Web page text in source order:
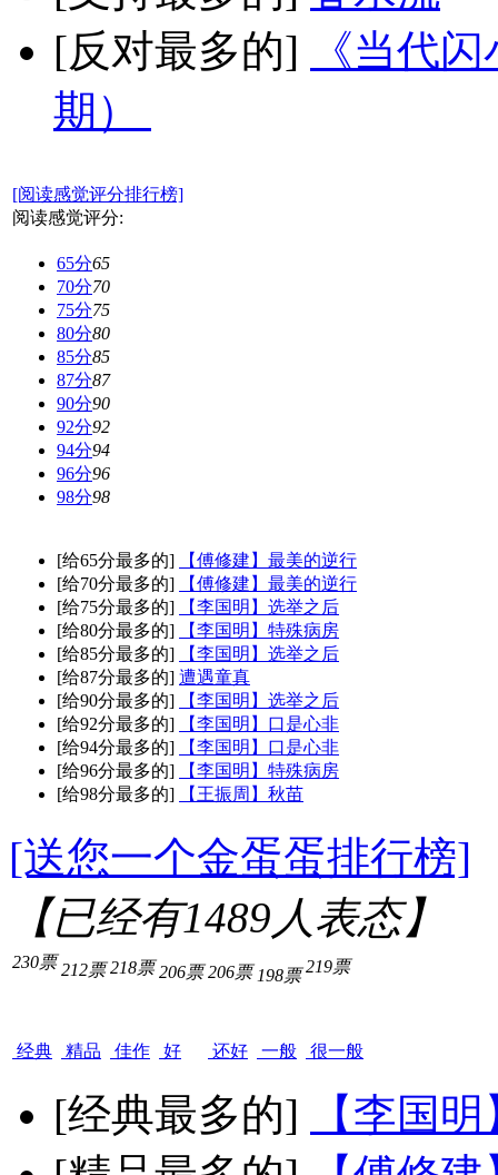
[反对最多的]
《当代
期）
[阅读感觉评分排行榜]
阅读感觉评分:
65分65
70分70
75分75
80分80
85分85
87分87
90分90
92分92
94分94
96分96
98分98
[给65分最多的]
【傅修建】最美的逆行
[给70分最多的]
【傅修建】最美的逆行
[给75分最多的]
【李国明】选举之后
[给80分最多的]
【李国明】特殊病房
[给85分最多的]
【李国明】选举之后
[给87分最多的] 遭遇童真
[给90分最多的]
【李国明】选举之后
[给92分最多的]
【李国明】口是心非
[给94分最多的]
【李国明】口是心非
[给96分最多的]
【李国明】特殊病房
[给98分最多的]
【王振周】秋苗
[送您一个金蛋蛋排行榜]
【已经有1489人表态】
230票
经典
212票
精品
218票
佳作
206票
好
206票
还好
198票
一般
219票
很一般
[经典最多的]
【李国